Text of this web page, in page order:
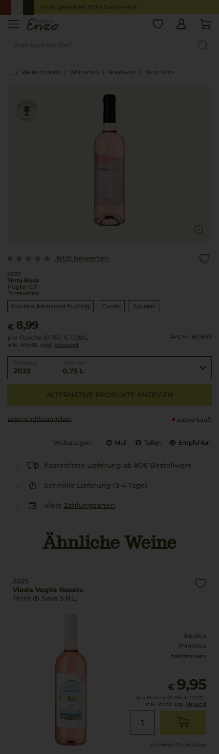
Enzo garantiert 100% Dolce-Vita!
Weine Italiens Weinarten Roséwein Terra Rosa
Jetzt bewerten
2022
Terra Rosa
Puglia IGT
Torrevento
trocken, leicht und fruchtig
Cuvée Apulien
€ 8,99
pro Flasche (0.75l), € 11,99/L
inkl. MwSt. zzgl. Versand
Art.Nr. 601899
2022 0,75 L
ALTERNATIVE PRODUKTE ANZEIGEN
Lebensmittel­angaben ausverkauft
Weitersagen: Mail Teilen Empfehlen
Kostenfreie Lieferung ab 80€ Bestellwert
Schnelle Lieferung (3-4 Tage)
Viele Zahlungsarten
Ähnliche Weine
2025
Viada Voglia Rosato
Terre di Sava S.R.L.
Apulien
Primitivo
halbtrocken
€ 9,95
pro Flasche (0.75l), € 13,27/L
inkl. MwSt. zzgl. Versand
Lebensmittel­angaben